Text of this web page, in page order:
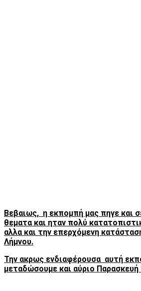
Βεβαιως, η εκπομπή μας πηγε και
θεματα και ηταν πολύ
αλλα και την επερχόμενη
Λήμνου.
Την ακρως ενδιαφέρουσα αυτή
μεταδώσουμε και αύριο